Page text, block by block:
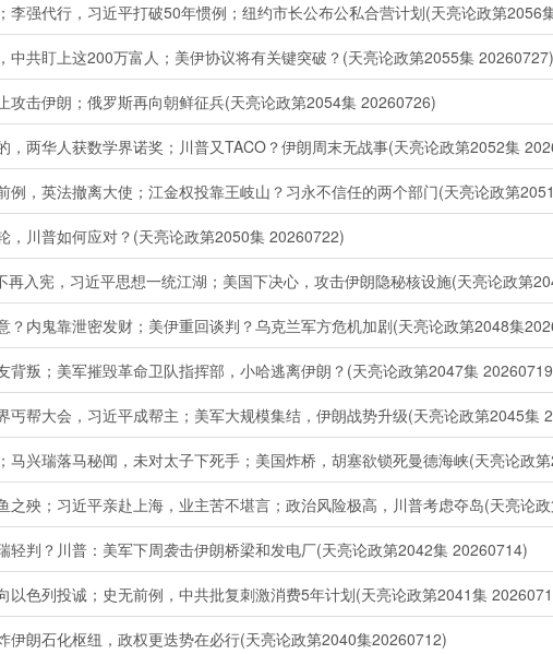
李强代行，习近平打破50年惯例；纽约市长公布公私合营计划(天亮论政第2056
共盯上这200万富人；美伊协议将有关键突破？(天亮论政第2055集 20260727)
击伊朗；俄罗斯再向朝鲜征兵(天亮论政第2054集 20260726)
两华人获数学界诺奖；川普又TACO？伊朗周末无战事(天亮论政第2052集
，英法撤离大使；江金权投靠王岐山？习永不信任的两个部门(天亮论政第
，川普如何应对？(天亮论政第2050集 20260722)
再入宪，习近平思想一统江湖；美国下决心，攻击伊朗隐秘核设施(天亮论政第
？内鬼靠泄密发财；美伊重回谈判？乌克兰军方危机加剧(天亮论政第2048集
叛；美军摧毁革命卫队指挥部，小哈逃离伊朗？(天亮论政第2047集
丐帮大会，习近平成帮主；美军大规模集结，伊朗战势升级(天亮论政第2045集
马兴瑞落马秘闻，未对太子下死手；美国炸桥，胡塞欲锁死曼德海峡(天亮论政
殃；习近平亲赴上海，业主苦不堪言；政治风险极高，川普考虑夺岛(天亮论
判？川普：美军下周袭击伊朗桥梁和发电厂(天亮论政第2042集 20260714)
色列投诚；史无前例，中共批复刺激消费5年计划(天亮论政第2041集
朗石化枢纽，政权更迭势在必行(天亮论政第2040集20260712)